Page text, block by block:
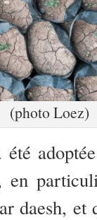
(photo Loez)
en
daesh, et